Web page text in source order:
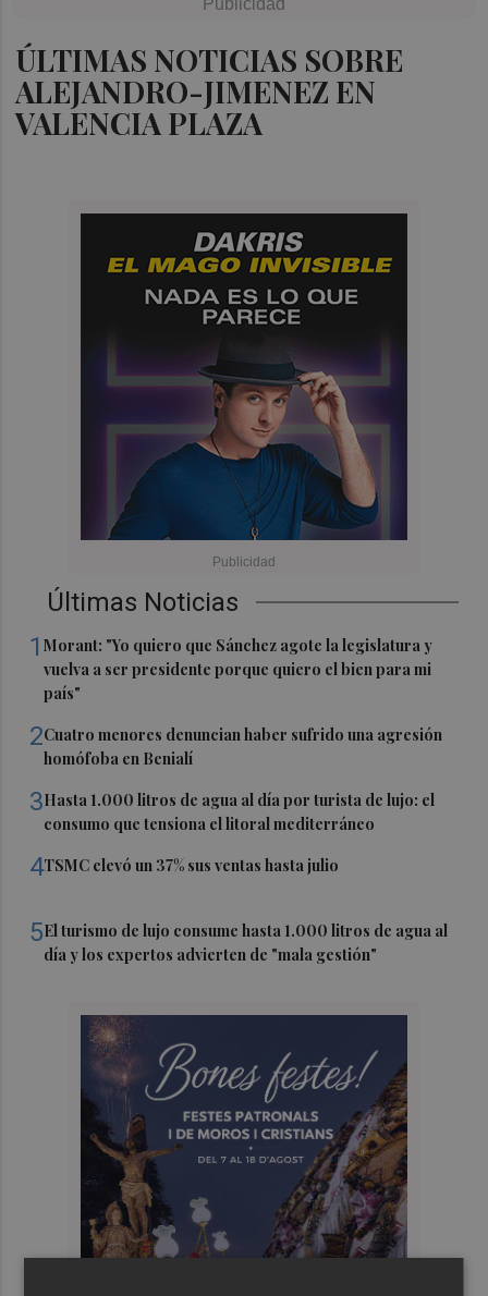
ÚLTIMAS NOTICIAS SOBRE
ALEJANDRO-JIMENEZ EN
VALENCIA PLAZA
Últimas Noticias
1Morant: "Yo quiero que Sánchez agote la legislatura y
vuelva a ser presidente porque quiero el bien para mi
país"
2Cuatro menores denuncian haber sufrido una agresión
homófoba en Benialí
3Hasta 1.000 litros de agua al día por turista de lujo: el
consumo que tensiona el litoral mediterráneo
4TSMC elevó un 37% sus ventas hasta julio
5El turismo de lujo consume hasta 1.000 litros de agua al
día y los expertos advierten de "mala gestión"